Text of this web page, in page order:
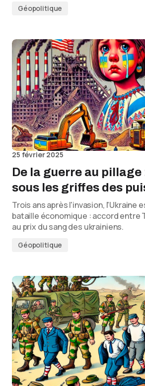
Géopolitique
25 février 2025
De la guerre au pillage
sous les griffes des
Trois ans après l'invasion, l'Ukraine
bataille économique : accord entre
au prix du sang des ukrainiens.
Géopolitique